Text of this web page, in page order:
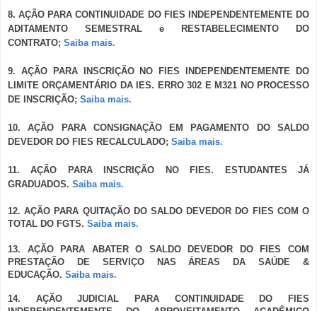
8. AÇÃO PARA CONTINUIDADE DO FIES INDEPENDENTEMENTE DO
ADITAMENTO SEMESTRAL e RESTABELECIMENTO DO
CONTRATO; Saiba mais.
9. AÇÃO PARA INSCRIÇÃO NO FIES INDEPENDENTEMENTE DO
LIMITE ORÇAMENTÁRIO DA IES. ERRO 302 E M321 NO PROCESSO
DE INSCRIÇÃO; Saiba mais.
10. AÇÃO PARA CONSIGNAÇÃO EM PAGAMENTO DO SALDO
DEVEDOR DO FIES RECALCULADO; Saiba mais.
11. AÇÃO PARA INSCRIÇÃO NO FIES. ESTUDANTES JÁ
GRADUADOS. Saiba mais.
12. AÇÃO PARA QUITAÇÃO DO SALDO DEVEDOR DO FIES COM O
TOTAL DO FGTS. Saiba mais.
13. AÇÃO PARA ABATER O SALDO DEVEDOR DO FIES COM
PRESTAÇÃO DE SERVIÇO NAS ÁREAS DA SAÚDE &
EDUCAÇÃO. Saiba mais.
14. AÇÃO JUDICIAL PARA CONTINUIDADE DO FIES